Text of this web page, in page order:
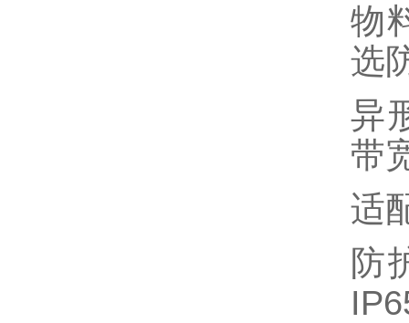
物
选
异
带
适
防